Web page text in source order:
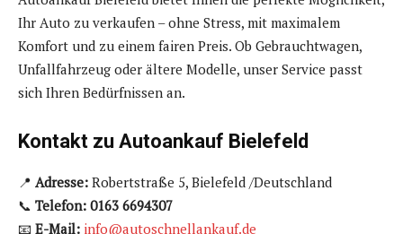
Ihr Auto zu verkaufen – ohne Stress, mit maximalem
Komfort und zu einem fairen Preis. Ob Gebrauchtwagen,
Unfallfahrzeug oder ältere Modelle, unser Service passt
sich Ihren Bedürfnissen an.
Kontakt zu Autoankauf Bielefeld
📍 Adresse: Robertstraße 5, Bielefeld /Deutschland
📞 Telefon: 0163 6694307
📧 E-Mail: info@autoschnellankauf.de